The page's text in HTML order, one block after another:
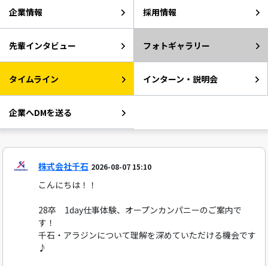
企業情報 採用情報
先輩インタビュー フォトギャラリー
タイムライン インターン・説明会
企業へDMを送る
株式会社千石 2026-08-07 15:10
こんにちは！！
28卒 1day仕事体験、オープンカンパニーのご案内で
す！
千石・アラジンについて理解を深めていただける機会です
♪